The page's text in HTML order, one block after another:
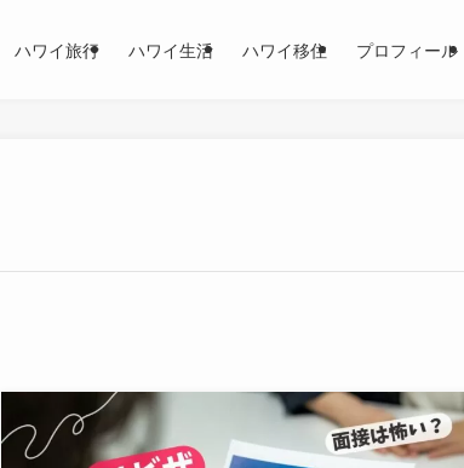
ハワイ旅行 ハワイ生活 ハワイ移住 プロフィール